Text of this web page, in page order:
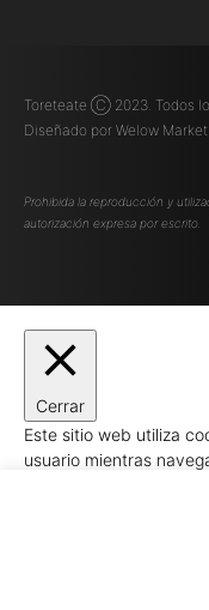
Toreteate Ⓒ 2023. Todos
Diseñado por Welow
Prohibida la reproducción y
autorización expresa por escrito.
Cerrar
Este sitio web utiliza
usuario mientras